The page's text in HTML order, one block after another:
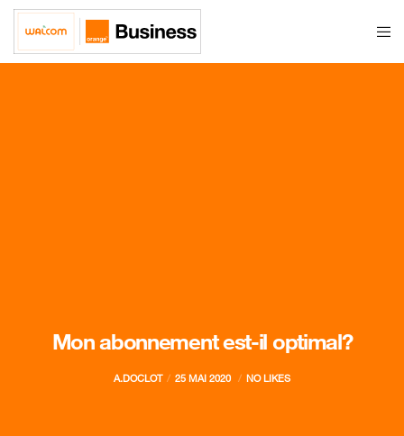
Mon abonnement est-il optimal?
A.DOCLOT 25 MAI 2020 NO LIKES